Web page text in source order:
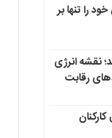
را تنها بر
نقشه انرژی
رقابت